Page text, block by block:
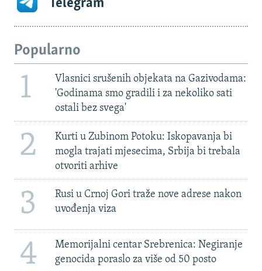
Telegram
Popularno
1
Vlasnici srušenih objekata na Gazivodama:
'Godinama smo gradili i za nekoliko sati
ostali bez svega'
2
Kurti u Zubinom Potoku: Iskopavanja bi
mogla trajati mjesecima, Srbija bi trebala
otvoriti arhive
3
Rusi u Crnoj Gori traže nove adrese nakon
uvođenja viza
4
Memorijalni centar Srebrenica: Negiranje
genocida poraslo za više od 50 posto